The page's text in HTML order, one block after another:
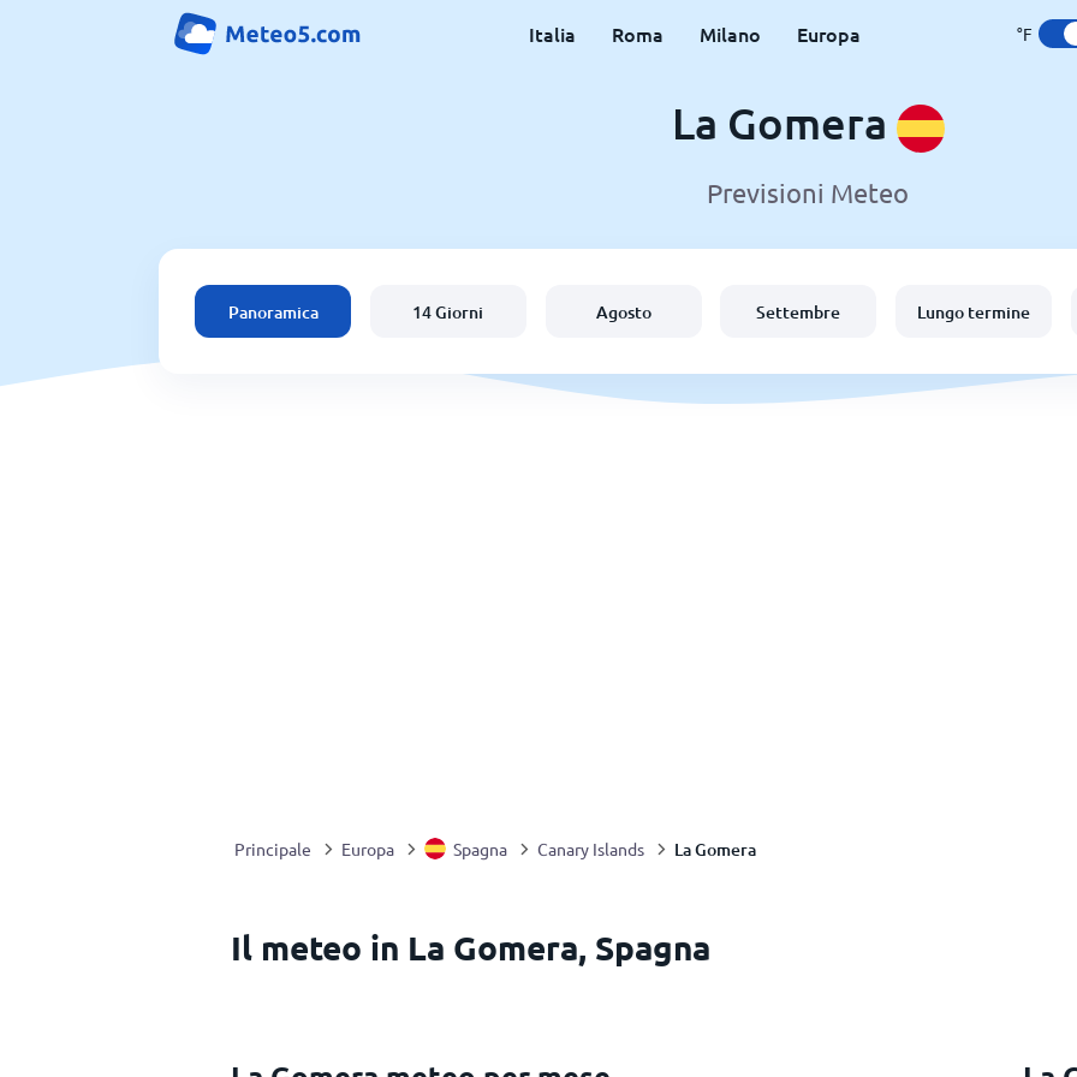
Italia Roma Milano Europa °F
La Gomera
Previsioni Meteo
Panoramica 14 Giorni Agosto Settembre Lungo termine
Principale Europa Spagna Canary Islands La Gomera
Il meteo in La Gomera, Spagna